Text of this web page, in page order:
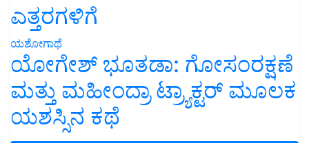
ಎತ್ತರಗಳಿಗೆ
ಯಶೋಗಾಥೆ
ಯೋಗೇಶ್ ಭೂತಡಾ: ಗೋಸಂರಕ್ಷಣೆ
ಮತ್ತು ಮಹೀಂದ್ರಾ ಟ್ರ್ಯಾಕ್ಟರ್ ಮೂಲಕ
ಯಶಸ್ಸಿನ ಕಥೆ